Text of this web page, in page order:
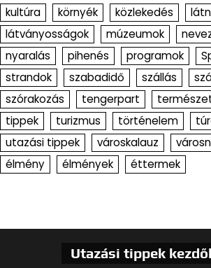
kultúra
környék közlekedés
látványosságok
múzeumok
nyaralás
pihenés programok
strandok
szabadidő szállás
szórakozás
tengerpart
tippek
turizmus történelem
utazási tippek
városkalauz
élmény
élmények éttermek
Utazási tippek